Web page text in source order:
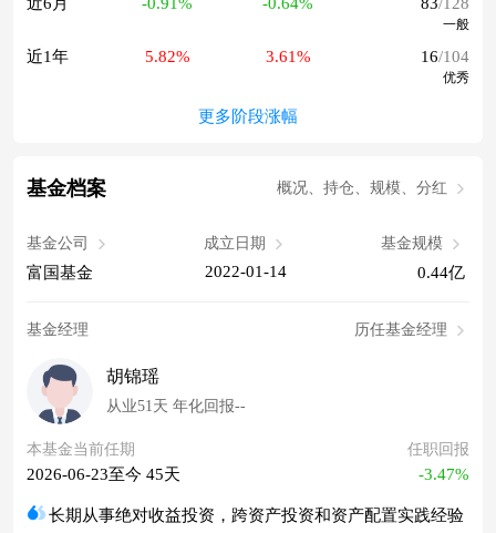
近6月 -0.91% -0.64% 83/128
一般
近1年 5.82% 3.61% 16/104
优秀
更多阶段涨幅
基金档案 概况、持仓、规模、分红
基金公司
富国基金
成立日期
2022-01-14
基金规模
0.44亿
基金经理 历任基金经理
胡锦瑶
从业51天 年化回报--
本基金当前任期
2026-06-23至今 45天
任职回报
-3.47%
长期从事绝对收益投资，跨资产投资和资产配置实践经验